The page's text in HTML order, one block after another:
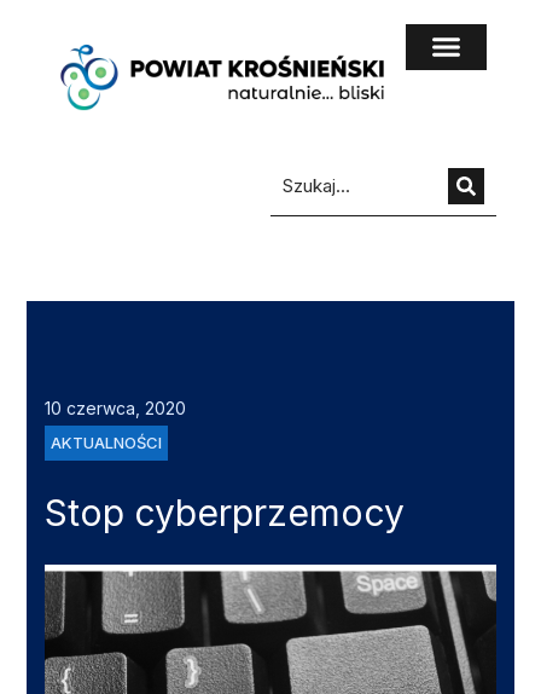
10 czerwca, 2020
AKTUALNOŚCI
Stop cyberprzemocy